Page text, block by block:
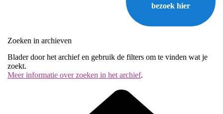
bezoek hier
Zoeken in archieven
Blader door het archief en gebruik de filters om te vinden wat je
zoekt.
Meer informatie over zoeken in het archief.